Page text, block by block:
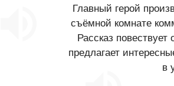
Главный герой
съёмной комнате
Рассказ
предлагает
в